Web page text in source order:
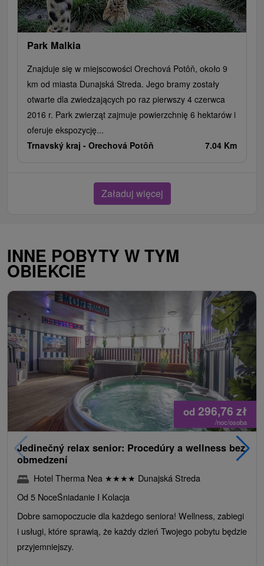
Park Malkia
Znajduje się w miejscowości Orechová Potôň, około 9
km od miasta Dunajská Streda. Jego bramy zostały
otwarte dla zwiedzających po raz pierwszy 4 czerwca
2016 r. Park zwierząt zajmuje powierzchnię 6 hektarów i
oferuje ekspozycję...
Trnavský kraj - Orechová Potôň 7.04 Km
Załaduj więcej
INNE POBYTY W TYM
OBIEKCIE
od 296,76 zł
/noc/osoba
Jedinečný relax senior: Procedúry a wellness bez
obmedzení
Hotel Therma Nea ★★★★ Dunajská Streda
Od 5 NoceŚniadanie I Kolacja
Dobre samopoczucie dla każdego seniora! Wellness, zabiegi
i usługi, które sprawią, że każdy dzień Twojego pobytu będzie
przyjemniejszy.